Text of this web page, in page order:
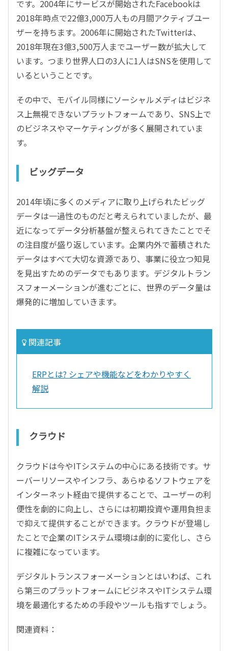
です。2004年にサービスが開始されたFacebookは
2018年時点で22億3,000万人もの月間アクティブユー
ザーを持ちます。2006年に開始されたTwitterは、
2018年現在3億3,500万人までユーザー数が拡大して
います。つまり世界人口の3人に1人はSNSを使用して
いるということです。
その中で、モバイル同様にソーシャルメディはビジネ
ス上無視できないプラットフォームであり、SNS上で
のビジネスやマーケティングが多く展開されていま
す。
ビッグデータ
2014年頃に多くのメディアに取り上げられたビッグ
データは一過性のものだと考えられていましたが、最
近になってデータ分析基盤が整えられてきたことでそ
の注目度が盛り返しています。企業内外で蓄積された
データはすべて大切な資源であり、事業に役立つ知見
を見出すためのデータでもあります。デジタルトラン
スフォーメーションが進むごとに、世界のデータ量は
爆発的に増加していきます。
関連記事
ERPとは? シェアや機能などをわかりやすく
解説
クラウド
クラウドは今やITシステムの中心にある技術です。サ
ーバーリソースやインフラ、あらゆるソフトウェアを
インターネット経由で提供することで、ユーザーの利
便性を劇的に向上し、さらには初期投資や運用負担ま
で抑えて提供することができます。クラウドが登場し
たことで企業のITシステム環境は劇的に変化し、さら
に複雑になっています。
デジタルトランスフォーメーションとはいわば、これ
ら第三のプラットフォームにビジネスやITシステム環
境を最適化するための手段やツールも指すでしょう。
関連資料：